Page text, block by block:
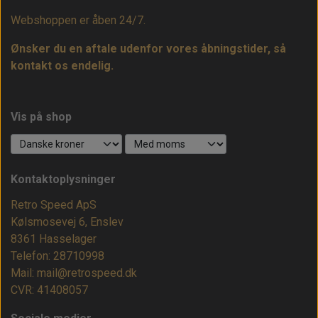
Webshoppen er åben 24/7.
Ønsker du en aftale udenfor vores åbningstider, så
kontakt os endelig.
Vis på shop
Kontaktoplysninger
Retro Speed ApS
Kølsmosevej 6, Enslev
8361 Hasselager
Telefon: 28710998
Mail: mail@retrospeed.dk
CVR: 41408057